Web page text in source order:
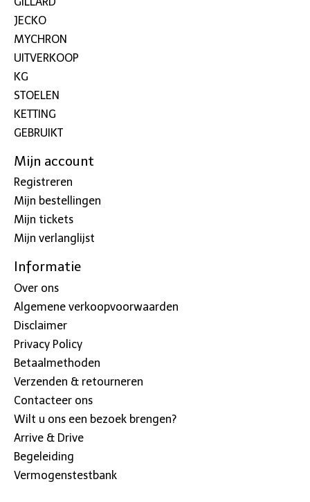
JECKO
MYCHRON
UITVERKOOP
KG
STOELEN
KETTING
GEBRUIKT
Mijn account
Registreren
Mijn bestellingen
Mijn tickets
Mijn verlanglijst
Informatie
Over ons
Algemene verkoopvoorwaarden
Disclaimer
Privacy Policy
Betaalmethoden
Verzenden & retourneren
Contacteer ons
Wilt u ons een bezoek brengen?
Arrive & Drive
Begeleiding
Vermogenstestbank